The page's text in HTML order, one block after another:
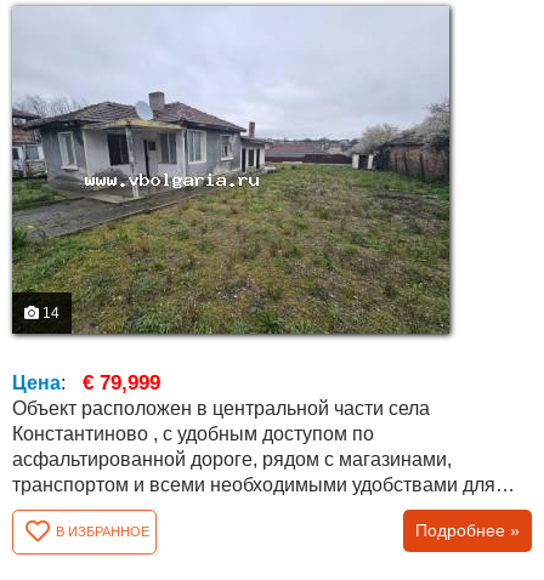
14
Цена: € 79,999
Объект расположен в центральной части села
Константиново , с удобным доступом по
асфальтированной дороге, рядом с магазинами,
транспортом и всеми необходимыми удобствами для
постоянного проживания. Дом состоит из основной
жилой части с тремя комнатами и коридором, а также
пристроенного дополнительного помещения с двумя
В ИЗБРАННОЕ Подробнее »